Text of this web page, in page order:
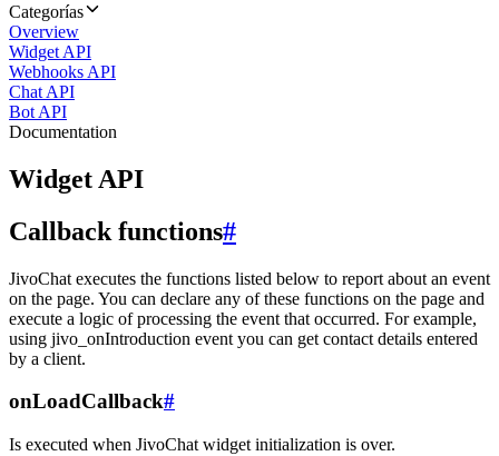
Categorías
Overview
Widget API
Webhooks API
Chat API
Bot API
Documentation
Widget API
Callback functions#
JivoChat executes the functions listed below to report about an event
on the page. You can declare any of these functions on the page and
execute a logic of processing the event that occurred. For example,
using jivo_onIntroduction event you can get contact details entered
by a client.
onLoadCallback#
Is executed when JivoChat widget initialization is over.